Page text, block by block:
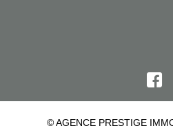
© AGENCE PRESTIGE